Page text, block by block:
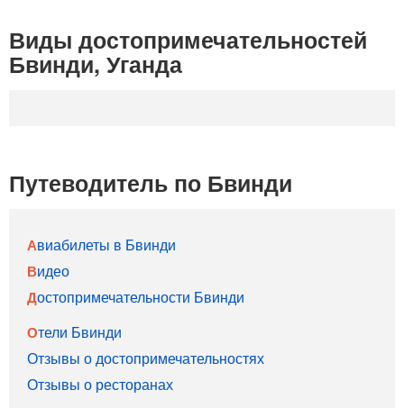
Виды достопримечательностей
Бвинди, Уганда
Путеводитель по Бвинди
Авиабилеты в Бвинди
Видео
Достопримечательности Бвинди
Отели Бвинди
Отзывы о достопримечательностях
Отзывы о ресторанах